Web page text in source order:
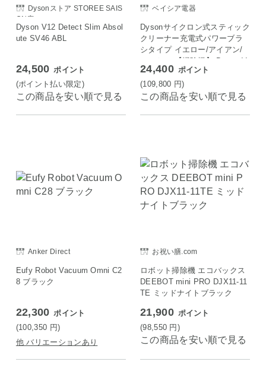
Dysonストア STOREE SAIS
ON店
Dyson V12 Detect Slim Absol
ute SV46 ABL
24,500 ポイント
(ポイント払い限定)
この商品を安い順で見る
ベイシア電器
Dysonサイクロン式スティック
クリーナー充電式パワーブラ
シタイプ イエロー/アイアン/
ニッケル 【掃除機】 Dyson V
12s Detect Slim Submarine ダ
イソン SV46SU
24,400 ポイント
(109,800 円)
この商品を安い順で見る
Anker Direct
Eufy Robot Vacuum Omni C2
8 ブラック
22,300 ポイント
(100,350 円)
他 バリエーションあり
お祝い膳.com
ロボット掃除機 エコバックス
DEEBOT mini PRO DJX11-11
TE ミッドナイトブラック
21,900 ポイント
(98,550 円)
この商品を安い順で見る